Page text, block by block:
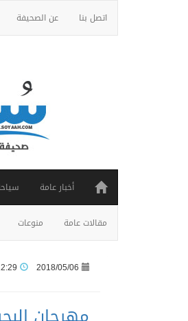
اتصل بنا عن الصحيفة
أخبار عامة
مقالات عامة منوعات
2018/05/06